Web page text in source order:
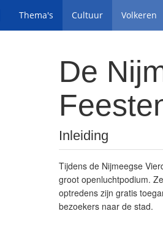
Thema's Cultuur Volkeren
De
Inleiding
Tijdens de Nijmeegse
groot openluchtpodium.
optredens zijn gratis
bezoekers naar de stad.